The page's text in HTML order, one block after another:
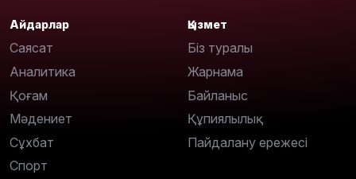
Айдарлар
Саясат
Аналитика
Қоғам
Мәдениет
Сұхбат
Спорт
Қызмет
Біз туралы
Жарнама
Байланыс
Құпиялылық
Пайдалану ережесі